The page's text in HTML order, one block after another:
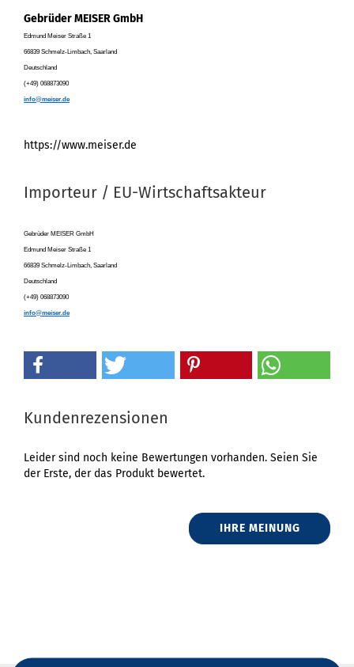
Gebrüder MEISER GmbH
Edmund Meiser Straße 1
66839 Schmelz-Limbach, Saarland
Deutschland
(+49) 068873090
info@meiser.de
https://www.meiser.de
Importeur / EU-Wirtschaftsakteur
Gebrüder MEISER GmbH
Edmund Meiser Straße 1
66839 Schmelz-Limbach, Saarland
Deutschland
(+49) 068873090
info@meiser.de
Kundenrezensionen
Leider sind noch keine Bewertungen vorhanden. Seien Sie
der Erste, der das Produkt bewertet.
IHRE MEINUNG